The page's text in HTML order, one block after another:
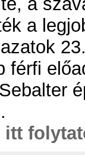
a
férfi
itt